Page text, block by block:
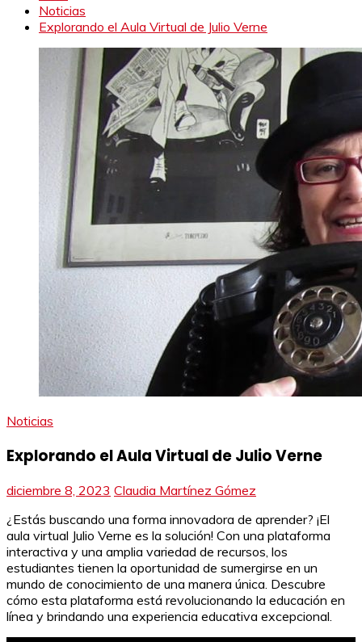
Noticias
Explorando el Aula Virtual de Julio Verne
Noticias
Explorando el Aula Virtual de Julio Verne
diciembre 8, 2023 Claudia Martínez Gómez
¿Estás buscando una forma innovadora de aprender? ¡El
aula virtual Julio Verne es la solución! Con una plataforma
interactiva y una amplia variedad de recursos, los
estudiantes tienen la oportunidad de sumergirse en un
mundo de conocimiento de una manera única. Descubre
cómo esta plataforma está revolucionando la educación en
línea y brindando una experiencia educativa excepcional.